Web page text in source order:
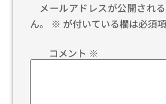
メールアドレスが公開され
ん。
※ が付いている欄は必須
コメント ※